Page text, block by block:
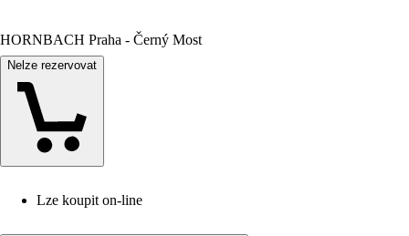
HORNBACH Praha - Černý Most
Nelze rezervovat
Lze koupit on-line